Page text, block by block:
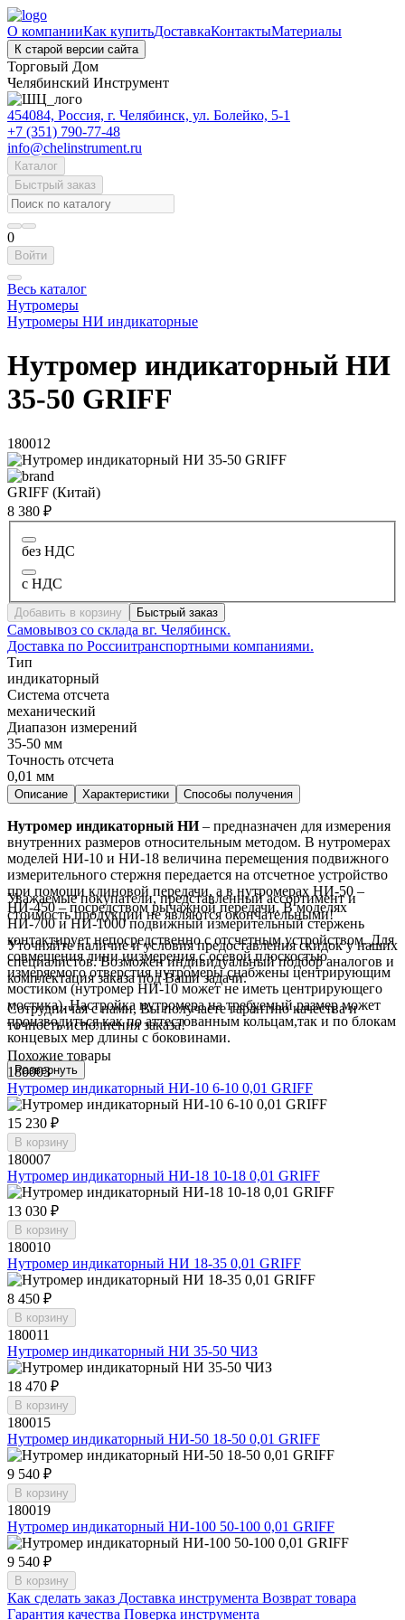
О компанииКак купитьДоставкаКонтактыМатериалы
К старой версии сайта
Торговый Дом
Челябинский Инструмент
454084, Россия, г. Челябинск, ул. Болейко, 5-1
+7 (351) 790-77-48
info@chelinstrument.ru
Каталог
Быстрый заказ
0
Войти
Весь каталог
Нутромеры
Нутромеры НИ индикаторные
Нутромер индикаторный НИ
35-50 GRIFF
180012
GRIFF (Китай)
8 380 ₽
без НДС
с НДС
Добавить в корзину Быстрый заказ
Самовывоз со склада вг. Челябинск.
Доставка по Россиитранспортными компаниями.
Тип
индикаторный
Система отсчета
механический
Диапазон измерений
35-50 мм
Точность отсчета
0,01 мм
Описание Характеристики Способы получения
Нутромер индикаторный НИ– предназначен для измерения
внутренних размеров относительным методом. В нутромерах
моделей НИ-10 и НИ-18 величина перемещения подвижного
измерительного стержня передается на отсчетное устройство
при помощи клиновой передачи, а в нутромерах НИ-50 –
НИ-450 – посредством рычажной передачи. В моделях
НИ-700 и НИ-1000 подвижный измерительный стержень
контактирует непосредственно с отсчетным устройством. Для
совмещения лини иизмерения с осевой плоскостью
измеряемого отверстия нутромеры снабжены центрирующим
мостиком (нутромер НИ-10 может не иметь центрирующего
мостика). Настройка нутромера на требуемый размер может
производиться как по аттестованным кольцам,так и по блокам
концевых мер длины с боковинами.
Развернуть
Уважаемые покупатели, представленный ассортимент и
стоимость продукции не являются окончательными!
Уточняйте наличие и условия предоставления скидок у наших
специалистов. Возможен индивидуальный подбор аналогов и
комплектация заказа под Ваши задачи.
Сотрудничая с нами, Вы получаете гарантию качества и
точность исполнения заказа!
Похожие товары
180003
Нутромер индикаторный НИ-10 6-10 0,01 GRIFF
15 230 ₽
В корзину
180007
Нутромер индикаторный НИ-18 10-18 0,01 GRIFF
13 030 ₽
В корзину
180010
Нутромер индикаторный НИ 18-35 0,01 GRIFF
8 450 ₽
В корзину
180011
Нутромер индикаторный НИ 35-50 ЧИЗ
18 470 ₽
В корзину
180015
Нутромер индикаторный НИ-50 18-50 0,01 GRIFF
9 540 ₽
В корзину
180019
Нутромер индикаторный НИ-100 50-100 0,01 GRIFF
9 540 ₽
В корзину
Как сделать заказ Доставка инструмента Возврат товара
Гарантия качества Поверка инструмента